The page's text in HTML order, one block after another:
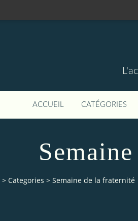
ACCUEIL CATÉGORIES
> Categories > Semaine de la fraternité